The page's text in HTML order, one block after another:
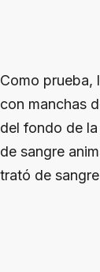
Como prueba,
con manchas
del fondo de
de sangre
trató de